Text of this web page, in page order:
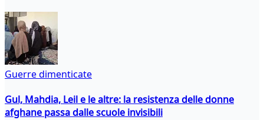
Guerre dimenticate
Gul, Mahdia, Leil e le altre: la resistenza delle donne
afghane passa dalle scuole invisibili